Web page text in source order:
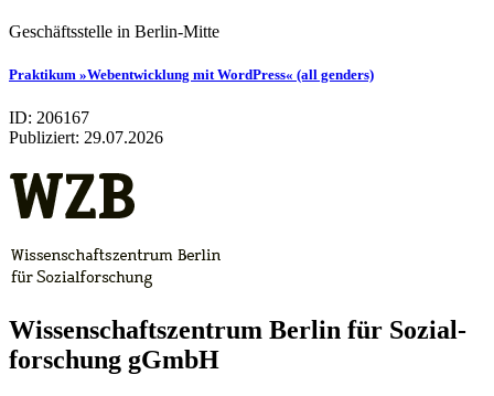
Geschäftsstelle in Berlin-Mitte
Praktikum »Webentwicklung mit WordPress« (all genders)
ID: 206167
Publiziert: 29.07.2026
Wis­sen­schafts­zen­trum Ber­lin für Sozi­al­
for­schung gGmbH